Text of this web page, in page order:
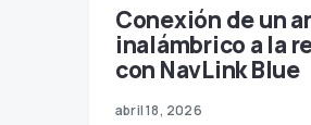
Conexión de un
inalámbrico a la
con NavLink Blue
abril 18, 2026